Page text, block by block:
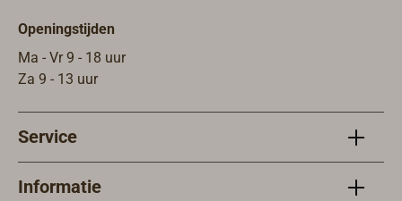
Openingstijden
Ma - Vr 9 - 18 uur
Za 9 - 13 uur
Service
Informatie